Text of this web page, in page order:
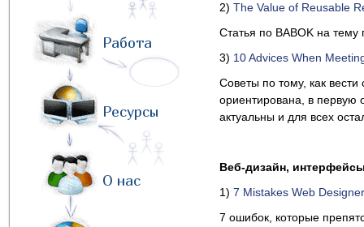
Работа
Ресурсы
О нас
2) The Value of Reusable
Статья по BABOK на тему
3) 10 Advices When
Советы по тому, как
ориентирована, в первую
актуальны и для всех
Веб-дизайн,
1) 7 Mistakes Web
7 ошибок, которые